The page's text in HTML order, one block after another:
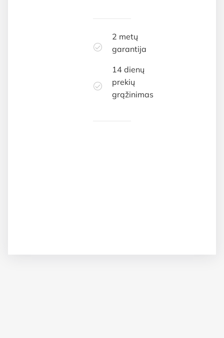
2 metų
garantija
14 dienų
prekių
grąžinimas